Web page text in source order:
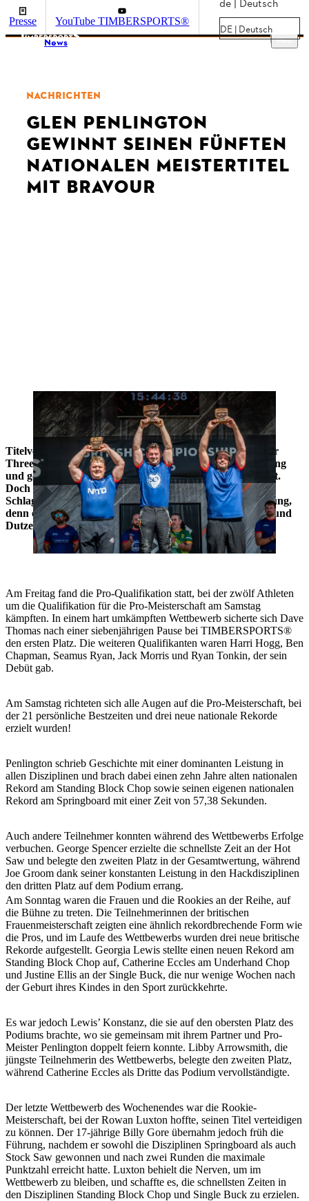
Presse YouTube TIMBERSPORTS®
de | Deutsch
DE | Deutsch
Menu
News
NACHRICHTEN
GLEN PENLINGTON
GEWINNT SEINEN FÜNFTEN
NATIONALEN MEISTERTITEL
MIT BRAVOUR
Glen Penlington gewann in Malvern seinen fünften nationalen
Meistertitel. Neben ihm standen George Spencer und Joseph Groom
auf dem Podium.
Titelverteidiger Glen Penlington zeigte am Samstag bei der
Three Counties Show in Malvern eine Fünf-Sterne-Leistung
und gewann damit seine fünfte britische Pro-Meisterschaft.
Doch nicht nur die Wettkämpfe am Samstag sorgten für
Schlagzeilen; das gesamte Wochenende war voller Spannung,
denn es wurden sechs neue nationale Rekorde aufgestellt und
Dutzende persönliche Bestzeiten erzielt.
Am Freitag fand die Pro-Qualifikation statt, bei der zwölf Athleten
um die Qualifikation für die Pro-Meisterschaft am Samstag
kämpften. In einem hart umkämpften Wettbewerb sicherte sich Dave
Thomas nach einer siebenjährigen Pause bei TIMBERSPORTS®
den ersten Platz. Die weiteren Qualifikanten waren Harri Hogg, Ben
Chapman, Seamus Ryan, Jack Morris und Ryan Tonkin, der sein
Debüt gab.
Am Samstag richteten sich alle Augen auf die Pro-Meisterschaft, bei
der 21 persönliche Bestzeiten und drei neue nationale Rekorde
erzielt wurden!
Penlington schrieb Geschichte mit einer dominanten Leistung in
allen Disziplinen und brach dabei einen zehn Jahre alten nationalen
Rekord am Standing Block Chop sowie seinen eigenen nationalen
Rekord am Springboard mit einer Zeit von 57,38 Sekunden.
Auch andere Teilnehmer konnten während des Wettbewerbs Erfolge
verbuchen. George Spencer erzielte die schnellste Zeit an der Hot
Saw und belegte den zweiten Platz in der Gesamtwertung, während
Joe Groom dank seiner konstanten Leistung in den Hackdisziplinen
den dritten Platz auf dem Podium errang.
Am Sonntag waren die Frauen und die Rookies an der Reihe, auf
die Bühne zu treten. Die Teilnehmerinnen der britischen
Frauenmeisterschaft zeigten eine ähnlich rekordbrechende Form wie
die Pros, und im Laufe des Wettbewerbs wurden drei neue britische
Rekorde aufgestellt. Georgia Lewis stellte einen neuen Rekord am
Standing Block Chop auf, Catherine Eccles am Underhand Chop
und Justine Ellis an der Single Buck, die nur wenige Wochen nach
der Geburt ihres Kindes in den Sport zurückkehrte.
Es war jedoch Lewis’ Konstanz, die sie auf den obersten Platz des
Podiums brachte, wo sie gemeinsam mit ihrem Partner und Pro-
Meister Penlington doppelt feiern konnte. Libby Arrowsmith, die
jüngste Teilnehmerin des Wettbewerbs, belegte den zweiten Platz,
während Catherine Eccles als Dritte das Podium vervollständigte.
Der letzte Wettbewerb des Wochenendes war die Rookie-
Meisterschaft, bei der Rowan Luxton hoffte, seinen Titel verteidigen
zu können. Der 17-jährige Billy Gore übernahm jedoch früh die
Führung, nachdem er sowohl die Disziplinen Springboard als auch
Stock Saw gewonnen und nach zwei Runden die maximale
Punktzahl erreicht hatte. Luxton behielt die Nerven, um im
Wettbewerb zu bleiben, und schaffte es, die schnellsten Zeiten in
den Disziplinen Standing Block Chop und Single Buck zu erzielen.